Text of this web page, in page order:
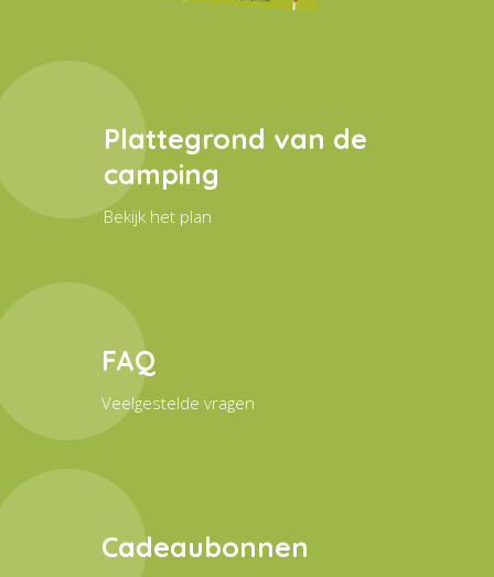
Plattegrond van de
camping
Bekijk het plan
FAQ
Veelgestelde vragen
Cadeaubonnen